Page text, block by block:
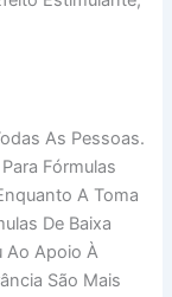
As Pessoas.
Fórmulas
A Toma
De Baixa
Ao Apoio À
São Mais